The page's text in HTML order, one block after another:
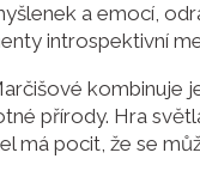
a emocí,
introspektivní
kombinuje
přírody. Hra
má pocit, že se